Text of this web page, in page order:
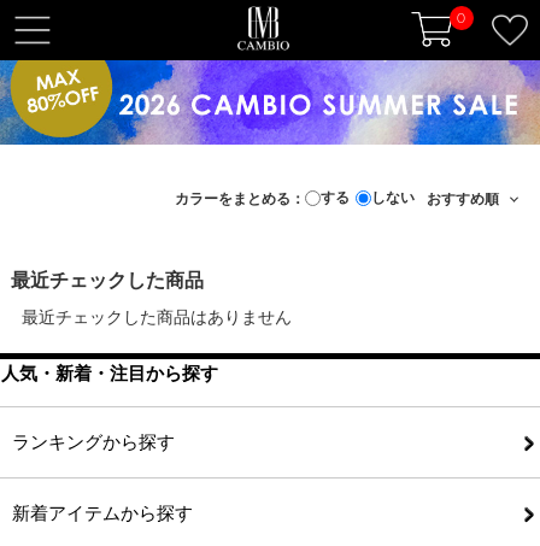
0
t
o
g
l
v
i
g
a
t
i
o
カラーをまとめる： する しない
最近チェックした商品
最近チェックした商品はありません
人気・新着・注目から探す
ランキングから探す
新着アイテムから探す